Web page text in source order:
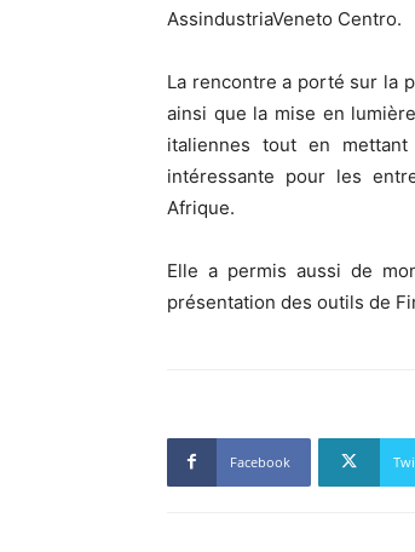
AssindustriaVeneto Centro.
La rencontre a porté sur la
ainsi que la mise en
italiennes tout en mettant
intéressante pour les
Afrique.
Elle a permis aussi de
présentation des outils de
Facebook